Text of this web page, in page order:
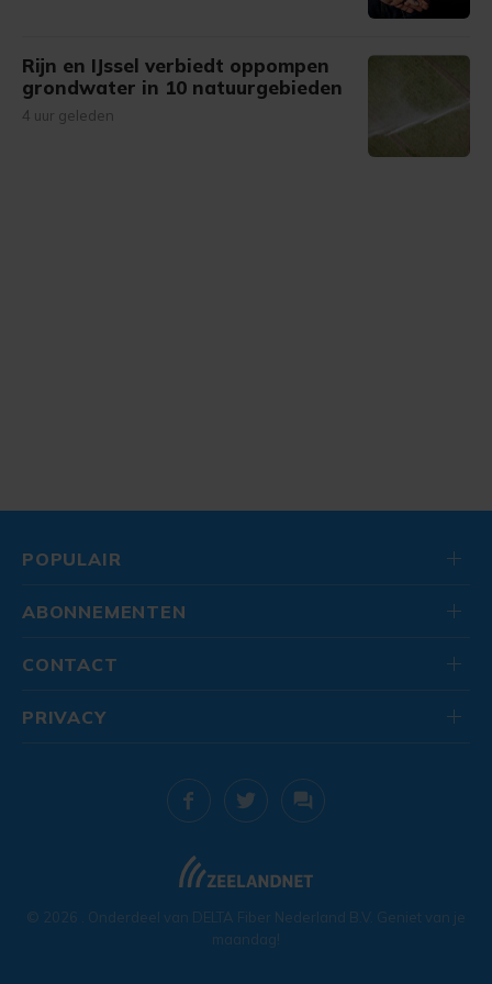
Rijn en IJssel verbiedt oppompen
grondwater in 10 natuurgebieden
4 uur geleden
POPULAIR
ABONNEMENTEN
CONTACT
© 2026 . Onderdeel van DELTA Fiber Nederland B.V. Geniet van je
maandag!
PRIVACY